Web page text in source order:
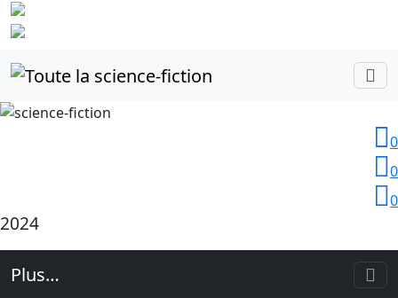
0
0
0
2024
Plus…